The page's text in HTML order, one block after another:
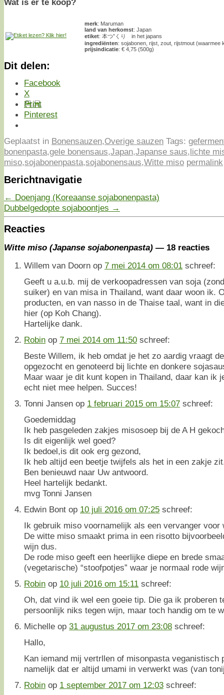
merk: Maruman
land van herkomst: Japan
etiket: 本つ”くり in het japans
ingrediënten: sojabonen, rijst, zout, rijstmout (waarmee
prijsindicatie: € 4,75 (500g)
Dit delen:
Facebook
X
Print
Pinterest
Geplaatst in Bonensauzen,Overige sauzen Tags:
bonenpasta,gele bonensaus,Japan,Japanse saus,lichte
miso,sojabonenpasta,sojabonensaus,Witte miso permalink
Berichtnavigatie
← Doenjang (Koreaanse sojabonenpasta)
Dubbelgedopte sojaboontjes →
Reacties
Witte miso (Japanse sojabonenpasta) — 18 reacties
Willem van Doorn op 7 mei 2014 om 08:01 schreef:
Geeft u a.u.b. mij de verkoopadressen van soja
suiker) en van misa in Thailand, want daar woon ik.
producten, en van nasso in de Thaise taal, want in
hier (op Koh Chang).
Hartelijke dank.
Robin op 7 mei 2014 om 11:50 schreef:
Beste Willem, ik heb omdat je het zo aardig vraagt
opgezocht en genoteerd bij lichte en donkere
Maar waar je dit kunt kopen in Thailand, daar kan ik
echt niet mee helpen. Succes!
Tonni Jansen op 1 februari 2015 om 15:07 schreef:
Goedemiddag
Ik heb pasgeleden zakjes misosoep bij de A H
Is dit eigenlijk wel goed?
Ik bedoel,is dit ook erg gezond,
Ik heb altijd een beetje twijfels als het in een zakje
Ben benieuwd naar Uw antwoord.
Heel hartelijk bedankt.
mvg Tonni Jansen
Edwin Bont op 10 juli 2016 om 07:25 schreef:
Ik gebruik miso voornamelijk als een vervanger voor
De witte miso smaakt prima in een risotto
wijn dus.
De rode miso geeft een heerlijke diepe en brede
(vegetarische) “stoofpotjes” waar je normaal rode
Robin op 10 juli 2016 om 15:11 schreef:
Oh, dat vind ik wel een goeie tip. Die ga ik proberen
persoonlijk niks tegen wijn, maar toch handig om te
Michelle op 31 augustus 2017 om 23:08 schreef:
Hallo,
Kan iemand mij vertrllen of misonpasta veganistisch
namelijk dat er altijd umami in verwerkt was (van
Robin op 1 september 2017 om 12:03 schreef: